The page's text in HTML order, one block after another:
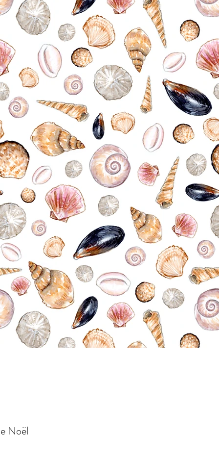
Noël